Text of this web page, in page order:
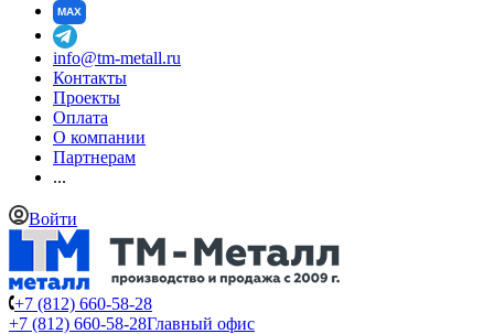
MAX
info@tm-metall.ru
Контакты
Проекты
Оплата
О компании
Партнерам
...
Войти
+7 (812) 660-58-28
+7 (812) 660-58-28Главный офис